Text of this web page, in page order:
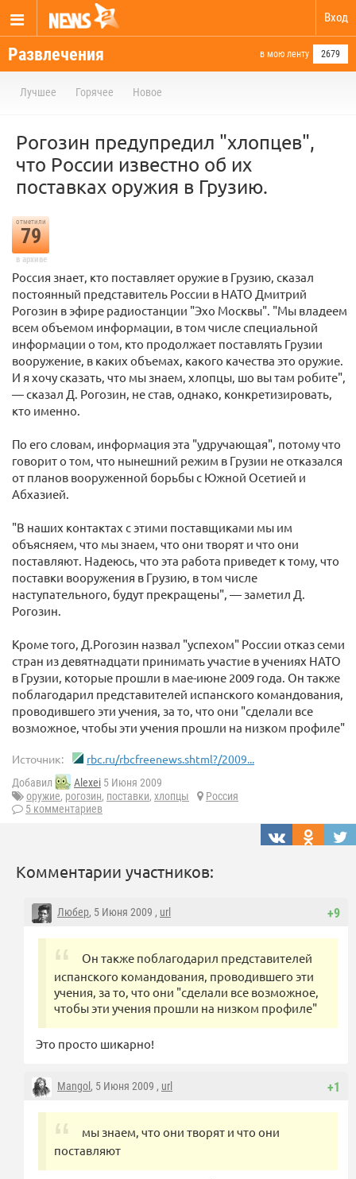
Вход
Развлечения в мою ленту 2679
Лучшее Горячее Новое
Рогозин предупредил "хлопцев",
что России известно об их
поставках оружия в Грузию.
отметили
79
в архиве
Россия знает, кто поставляет оружие в Грузию, сказал
постоянный представитель России в НАТО Дмитрий
Рогозин в эфире радиостанции "Эхо Москвы". "Мы владеем
всем объемом информации, в том числе специальной
информации о том, кто продолжает поставлять Грузии
вооружение, в каких объемах, какого качества это оружие.
И я хочу сказать, что мы знаем, хлопцы, шо вы там робите",
— сказал Д. Рогозин, не став, однако, конкретизировать,
кто именно.
По его словам, информация эта "удручающая", потому что
говорит о том, что нынешний режим в Грузии не отказался
от планов вооруженной борьбы с Южной Осетией и
Абхазией.
"В наших контактах с этими поставщиками мы им
объясняем, что мы знаем, что они творят и что они
поставляют. Надеюсь, что эта работа приведет к тому, что
поставки вооружения в Грузию, в том числе
наступательного, будут прекращены", — заметил Д.
Рогозин.
Кроме того, Д.Рогозин назвал "успехом" России отказ семи
стран из девятнадцати принимать участие в учениях НАТО
в Грузии, которые прошли в мае-июне 2009 года. Он также
поблагодарил представителей испанского командования,
проводившего эти учения, за то, что они "сделали все
возможное, чтобы эти учения прошли на низком профиле"
Источник: rbc.ru/rbcfreenews.shtml?/2009...
Добавил Alexei 5 Июня 2009
оружие, рогозин, поставки, хлопцы
Россия
5 комментариев
Комментарии участников:
+9
Любер, 5 Июня 2009 , url
Он также поблагодарил представителей
испанского командования, проводившего эти
учения, за то, что они "сделали все возможное,
чтобы эти учения прошли на низком профиле"
Это просто шикарно!
+1
Mangol , 5 Июня 2009 , url
мы знаем, что они творят и что они
поставляют